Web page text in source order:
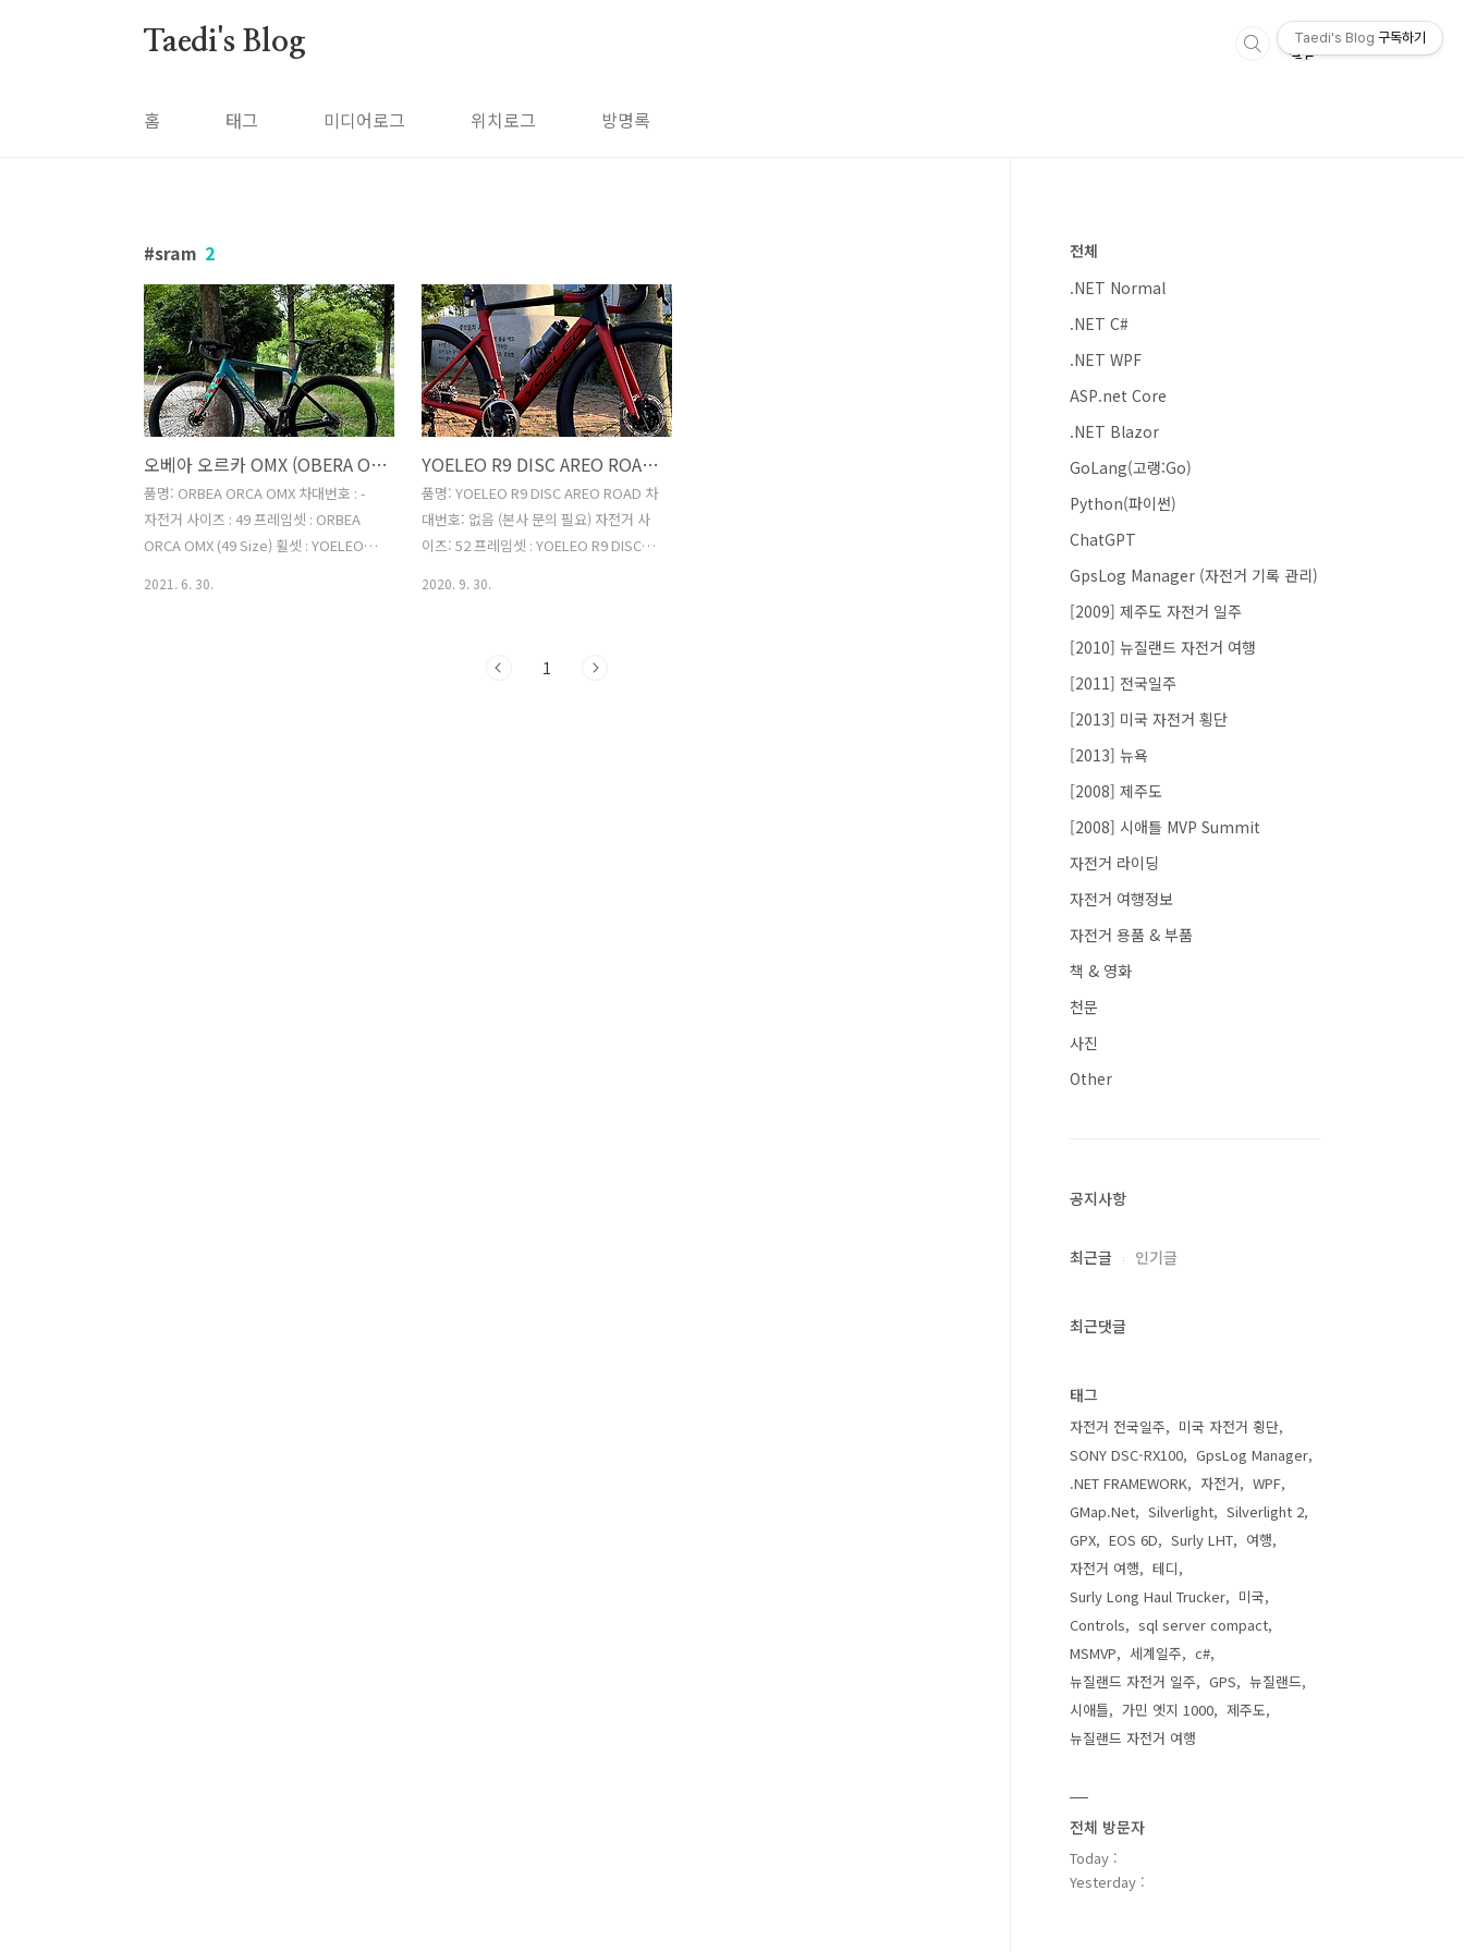
Taedi's Blog
홈 태그 미디어로그 위치로그 방명록
sram 2
오베아 오르카 OMX (OBERA ORCA OMX)
품명: ORBEA ORCA OMX 차대번호 : -
자전거 사이즈 : 49 프레임셋 : ORBEA
ORCA OMX (49 Size) 휠셋 : YOELEO(요
2021. 6. 30.
YOELEO R9 DISC AREO ROAD (조립)
품명: YOELEO R9 DISC AREO ROAD 차
대번호: 없음 (본사 문의 필요) 자전거 사
이즈: 52 프레임셋 : YOELEO R9 DISC
ETAP AXS 12단 (쿼크파워미터 포함) 페
2020. 9. 30.
1
전체
.NET Normal
.NET C#
.NET WPF
ASP.net Core
.NET Blazor
GoLang(고랭:Go)
Python(파이썬)
ChatGPT
GpsLog Manager (자전거 기록 관리)
[2009] 제주도 자전거 일주
[2010] 뉴질랜드 자전거 여행
[2011] 전국일주
[2013] 미국 자전거 횡단
[2013] 뉴욕
[2008] 제주도
[2008] 시애틀 MVP Summit
자전거 라이딩
자전거 여행정보
자전거 용품 & 부품
책 & 영화
천문
사진
Other
공지사항
최근글 인기글
최근댓글
태그
자전거 전국일주
미국 자전거 횡단
SONY DSC-RX100
GpsLog Manager
.NET FRAMEWORK
자전거
WPF
GMap.Net
Silverlight
Silverlight 2
GPX
EOS 6D Surly LHT
여행
자전거 여행
테디
Surly Long Haul Trucker
미국
Controls
sql server compact
MSMVP
세계일주
c#
뉴질랜드 자전거 일주
GPS
뉴질랜드
시애틀
가민 엣지 1000
제주도
뉴질랜드 자전거 여행
전체 방문자
Today :
Yesterday :
Taedi's Blog 구독하기